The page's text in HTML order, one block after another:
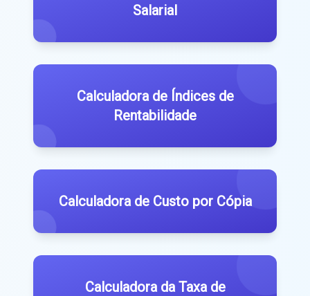
Salarial
Calculadora de Índices de
Rentabilidade
Calculadora de Custo por Cópia
Calculadora da Taxa de